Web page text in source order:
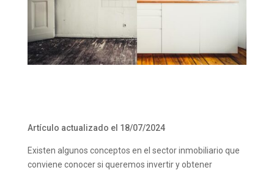
Artículo actualizado el 18/07/2024
Existen algunos conceptos en el sector inmobiliario que
conviene conocer si queremos invertir y obtener